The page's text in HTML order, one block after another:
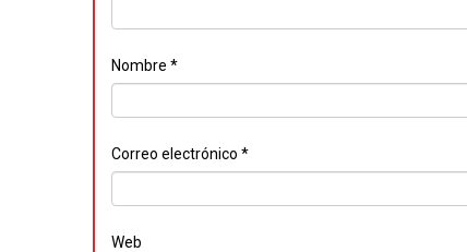
Nombre *
Correo electrónico *
Web